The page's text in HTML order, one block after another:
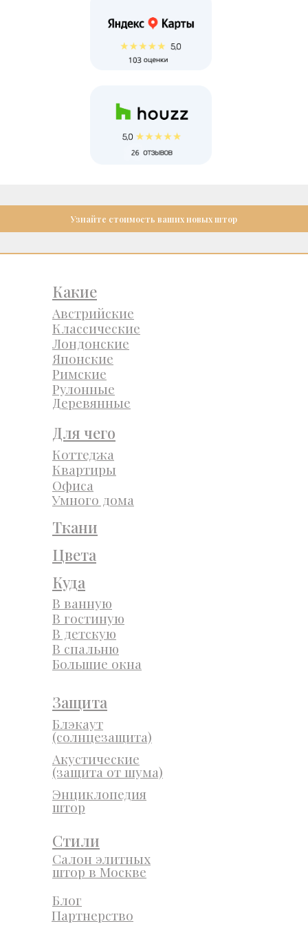
Узнайте стоимость ваших новых штор
Какие
Австрийские
Классические
Лондонские
Японские
Римские
Рулонные
Куда
В ванную
В гостиную
В детскую
В спальню
Для чего
Коттеджа
Квартиры
Офиса
Умного дома
Защита
Блэкаут
(солнцезащита)
Акустические
(защита от шума)
Энциклопедия
штор
Деревянные
Большие окна
Салон элитных
штор в Москве
Блог
Ткани
Стили
Цвета
Партнерство